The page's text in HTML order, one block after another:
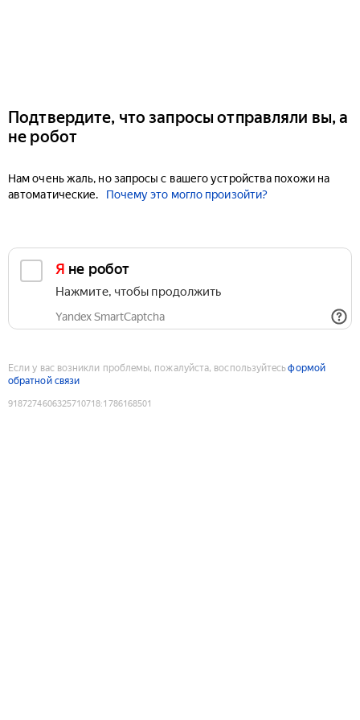
Подтвердите, что запросы отправляли вы, а
не робот
Нам очень жаль, но запросы с вашего устройства похожи на
автоматические.
Почему это могло произойти?
Я не робот
Нажмите, чтобы продолжить
Yandex SmartCaptcha
Если у вас возникли проблемы, пожалуйста, воспользуйтесьформой
обратной связи
9187274606325710718:1786168501